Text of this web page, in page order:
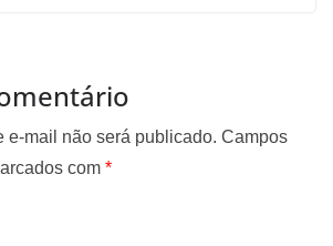
e-mail não será publicado. Campos
com *